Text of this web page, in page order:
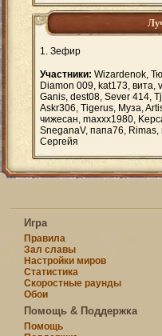
Зефир
Участники: Wizardenok,
Diamon 009, kat173, витa,
Ganis, dest08, Sever 414,
Askr306, Tigerus, Mузa,
чижесан, maxxx1980,
SneganaV, папа76, Rimas,
Сергейя
Игра
Правила
Зал славы
Настройки миров
Статистика
Скоростные раунды
Обои
Помощь & Поддержка
Помощь